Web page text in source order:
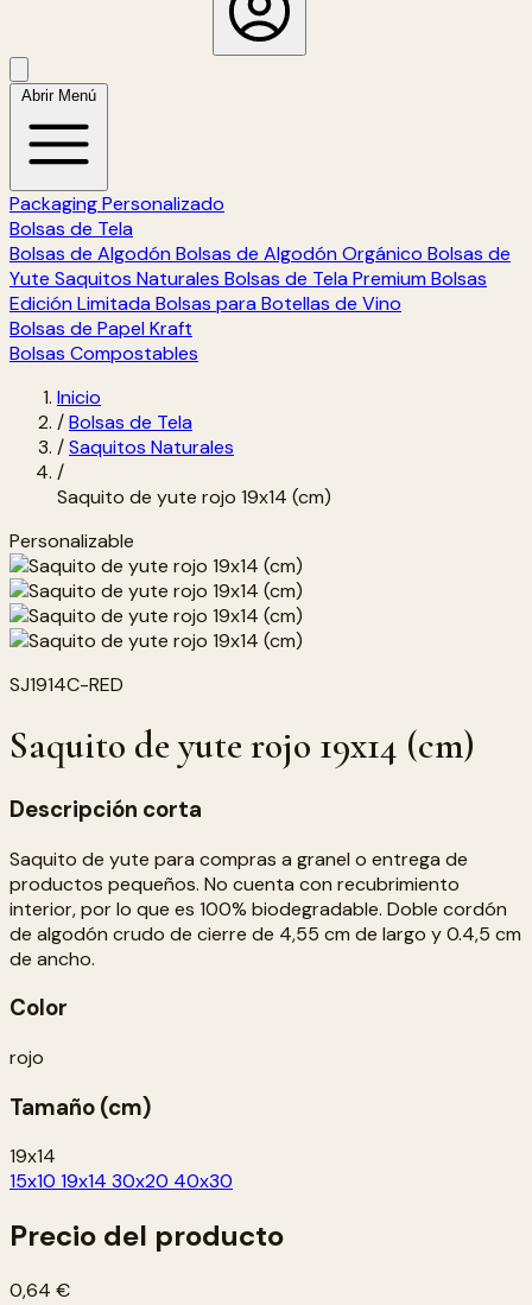
Abrir Menú
Packaging Personalizado
Bolsas de Tela
Bolsas de Algodón Bolsas de Algodón Orgánico Bolsas de
Yute Saquitos Naturales Bolsas de Tela Premium Bolsas
Edición Limitada Bolsas para Botellas de Vino
Bolsas de Papel Kraft
Bolsas Compostables
Inicio
/Bolsas de Tela
/Saquitos Naturales
/
Saquito de yute rojo 19x14 (cm)
Personalizable
SJ1914C-RED
Saquito de yute rojo 19x14 (cm)
Descripción corta
Saquito de yute para compras a granel o entrega de
productos pequeños. No cuenta con recubrimiento
interior, por lo que es 100% biodegradable. Doble cordón
de algodón crudo de cierre de 4,55 cm de largo y 0.4,5 cm
de ancho.
Color
rojo
Tamaño (cm)
19x14
15x10 19x14 30x20 40x30
Precio del producto
0,64 €